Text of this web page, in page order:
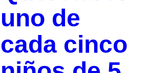
uno de
cada cinco